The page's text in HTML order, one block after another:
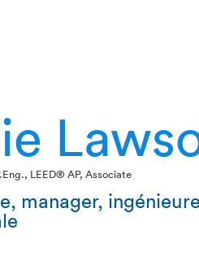
LEED® AP, Associate
manager,